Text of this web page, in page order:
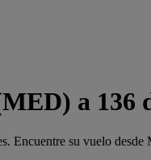
a 136
Encuentre su vuelo desde